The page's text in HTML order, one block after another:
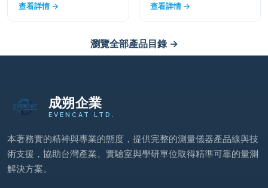
查看詳情 →
查看詳情 →
瀏覽全部產品目錄 →
成朔企業
EVENCAT LTD.
本著務實的精神與專業的態度，提供完整的測量儀器產品線與技
術支援，協助台灣產業、實驗室與學研單位取得精準可靠的量測
解決方案。